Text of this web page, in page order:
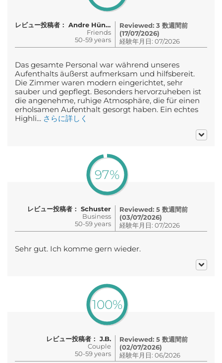
レビュー投稿者： Andre Hüntling
Friends
50-59 years
Reviewed: 3 数週間前
(17/07/2026)
経験年月日: 07/2026
Das gesamte Personal war während unseres
Aufenthalts äußerst aufmerksam und hilfsbereit.
Die Zimmer waren modern eingerichtet, sehr
sauber und gepflegt. Besonders hervorzuheben ist
die angenehme, ruhige Atmosphäre, die für einen
erholsamen Aufenthalt gesorgt haben. Ein echtes
Highli... さらに詳しく
97%
レビュー投稿者： Schuster
Business
50-59 years
Reviewed: 5 数週間前
(03/07/2026)
経験年月日: 07/2026
Sehr gut. Ich komme gern wieder.
100%
レビュー投稿者： J.B.
Couple
50-59 years
Reviewed: 5 数週間前
(02/07/2026)
経験年月日: 06/2026